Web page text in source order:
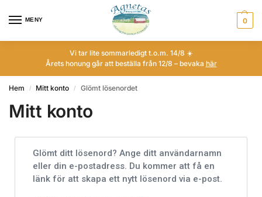
MENY 0
Vi tar lite sommarledigt t.o.m. 14/8 ☀️
Årets honung går att beställa från 12/8 – bevaka här
Hem / Mitt konto / Glömt lösenordet
Mitt konto
Glömt ditt lösenord? Ange ditt användarnamn
eller din e-postadress. Du kommer att få en
länk för att skapa ett nytt lösenord via e-post.